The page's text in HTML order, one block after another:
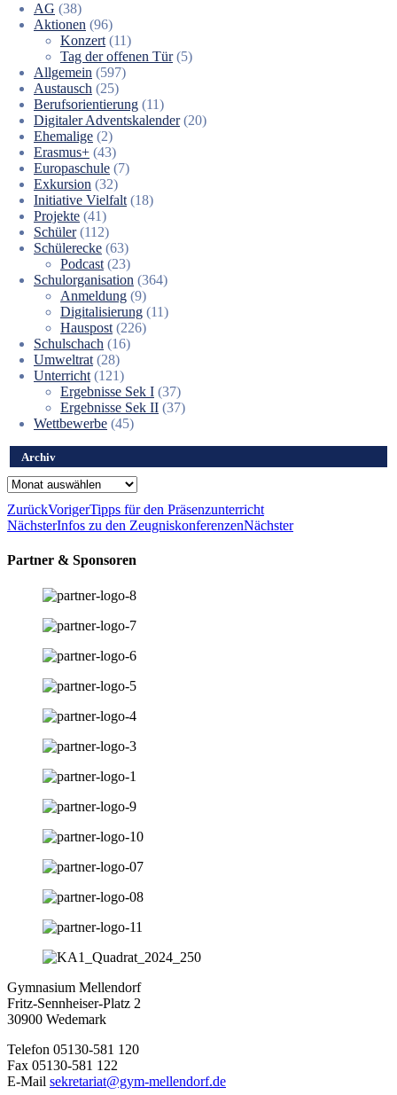
AG (38)
Aktionen (96)
Konzert (11)
Tag der offenen Tür(5)
Allgemein (597)
Austausch (25)
Berufsorientierung (11)
Digitaler Adventskalender(20)
Ehemalige (2)
Erasmus+ (43)
Europaschule (7)
Exkursion (32)
Initiative Vielfalt (18)
Projekte (41)
Schüler(112)
Schülerecke (63)
Podcast (23)
Schulorganisation (364)
Anmeldung (9)
Digitalisierung (11)
Hauspost (226)
Schulschach (16)
Umweltrat (28)
Unterricht (121)
Ergebnisse Sek I (37)
Ergebnisse Sek II (37)
Wettbewerbe (45)
Archiv
Archiv
ZurückVorigerTipps für den Präsenzunterricht
NächsterInfos zu den ZeugniskonferenzenNächster
Partner & Sponsoren
Gymnasium Mellendorf
Fritz-Sennheiser-Platz 2
30900 Wedemark
Telefon 05130-581 120
Fax 05130-581 122
E-Mail sekretariat@gym-mellendorf.de